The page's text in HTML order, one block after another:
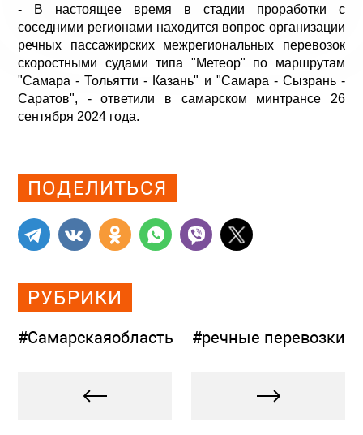
- В настоящее время в стадии проработки с
соседними регионами находится вопрос организации
речных пассажирских межрегиональных перевозок
скоростными судами типа "Метеор" по маршрутам
"Самара - Тольятти - Казань" и "Самара - Сызрань -
Саратов", - ответили в самарском минтрансе 26
сентября 2024 года.
ПОДЕЛИТЬСЯ
РУБРИКИ
#Самарскаяобласть #речные перевозки